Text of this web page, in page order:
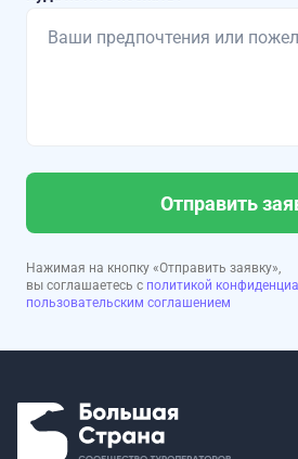
Отправить
Нажимая на кнопку «Отправить заявку»,
вы соглашаетесь с политикой
пользовательским соглашением